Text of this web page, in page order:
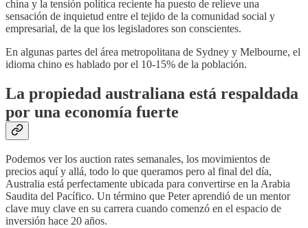
china y la tensión política reciente ha puesto de relieve una
sensación de inquietud entre el tejido de la comunidad social y
empresarial, de la que los legisladores son conscientes.
En algunas partes del área metropolitana de Sydney y Melbourne, el
idioma chino es hablado por el 10-15% de la población.
La propiedad australiana está respaldada
por una economía fuerte
Podemos ver los auction rates semanales, los movimientos de
precios aquí y allá, todo lo que queramos pero al final del día,
Australia está perfectamente ubicada para convertirse en la Arabia
Saudita del Pacífico. Un término que Peter aprendió de un mentor
clave muy clave en su carrera cuando comenzó en el espacio de
inversión hace 20 años.